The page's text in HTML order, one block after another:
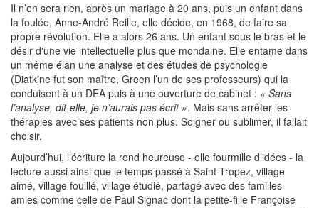
Il n’en sera rien, après un mariage à 20 ans, puis un enfant dans
la foulée, Anne-André Reille, elle décide, en 1968, de faire sa
propre révolution. Elle a alors 26 ans. Un enfant sous le bras et le
désir d'une vie intellectuelle plus que mondaine. Elle entame dans
un même élan une analyse et des études de psychologie
(Diatkine fut son maître, Green l’un de ses professeurs) qui la
conduisent à un DEA puis à une ouverture de cabinet : « Sans
l’analyse, dit-elle, je n’aurais pas écrit ». Mais sans arrêter les
thérapies avec ses patients non plus. Soigner ou sublimer, il fallait
choisir.
Aujourd’hui, l’écriture la rend heureuse - elle fourmille d’idées - la
lecture aussi ainsi que le temps passé à Saint-Tropez, village
aimé, village fouillé, village étudié, partagé avec des familles
amies comme celle de Paul Signac dont la petite-fille Françoise